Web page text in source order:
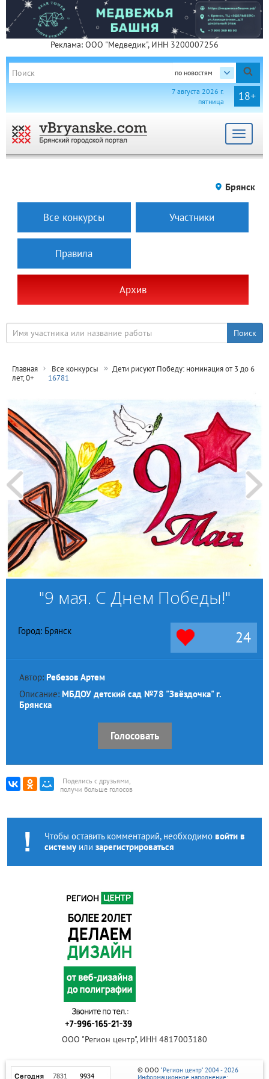
Реклама: ООО "Медведик", ИНН 3200007256
по новостям
18+
7 августа 2026 г.
пятница
Toggle
Брянск
Все конкурсы Участники
Правила
Архив
Главная Все конкурсы
Дети рисуют Победу: номинация от 3 до 6
лет, 0+
16781
"9 мая. С Днем Победы!"
Город: Брянск 24
Автор: Ребезов Артем
Описание: МБДОУ детский сад №78 "Звёздочка" г.
Брянска
Голосовать
Поделись с друзьями,
получи больше голосов
Чтобы оставить комментарий, необходимо войти в
системуили зарегистрироваться
ООО "Регион центр", ИНН 4817003180
© ООО "Регион центр" 2004 - 2026
Информационное наполнение: